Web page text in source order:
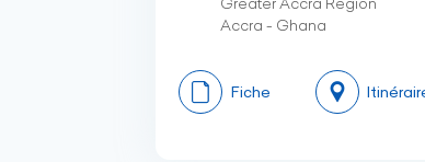
Accra - Ghana
Fiche